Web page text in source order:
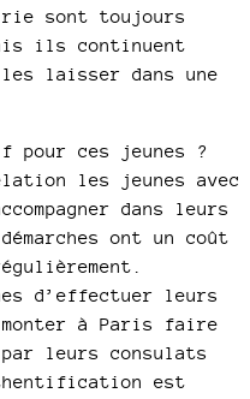
sont toujours
ils continuent
laisser dans une
ces jeunes ?
les jeunes avec
dans leurs
ont un coût
d’effectuer leurs
monter à Paris faire
leurs consulats
est